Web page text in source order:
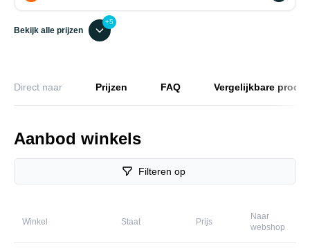
Bekijk alle prijzen
+5
Direct naar Prijzen FAQ Vergelijkbare
Aanbod winkels
Filteren op
Winkel Staat Prijs
Naar
webshop